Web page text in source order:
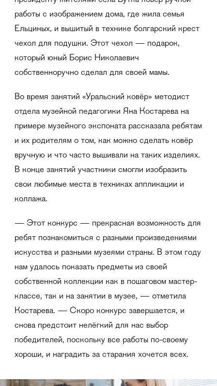
работы с изображением дома, где жила семья
Ельциных, и вышитый в технике болгарский крест
чехол для подушки. Этот чехол — подарок,
который юный Борис Николаевич
собственноручно сделал для своей мамы.
Во время занятий «Уральский ковёр» методист
отдела музейной педагогики Яна Костарева на
примере музейного экспоната рассказала ребятам
и их родителям о том, как можно сделать ковёр
вручную и что часто вышивали на таких изделиях.
В конце занятий участники смогли изобразить
свои любимые места в техниках аппликации и
коллажа.
— Этот конкурс — прекрасная возможность для
ребят познакомиться с разными произведениями
искусства и разными музеями страны. В этом году
нам удалось показать предметы из своей
собственной коллекции как в пошаговом мастер-
классе, так и на занятии в музее, — отметила
Костарева. — Скоро конкурс завершается, и
снова предстоит нелёгкий для нас выбор
победителей, поскольку все работы по-своему
хороши, и наградить за старания хочется всех.